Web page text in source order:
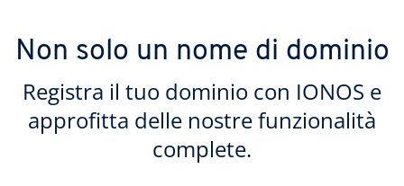
Non solo un nome di dominio
Registra il tuo dominio con IONOS e
approfitta delle nostre funzionalità
complete.